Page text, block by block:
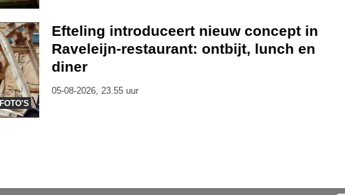
FOTO'S
Efteling introduceert nieuw concept in
Raveleijn-restaurant: ontbijt, lunch en
diner
05-08-2026, 23.55 uur